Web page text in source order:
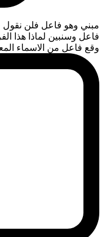
مبني وهو فاعل فلن
فاعل وسنبين لماذا هذا
وقع فاعل من الاسماء